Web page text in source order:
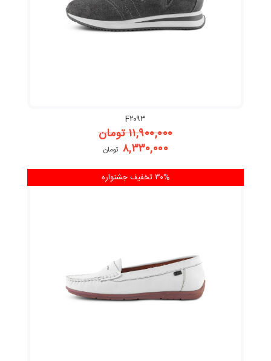
F۲۰۹۳
۱۱,۹۰۰,۰۰۰تومان
۸,۳۳۰,۰۰۰ تومان
۳۰% تخفیف جشنواره